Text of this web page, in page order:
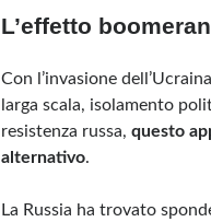
L’effetto
Con l’invasione
larga scala, isolamento
resistenza russa,questo
alternativo.
La Russia ha trovato